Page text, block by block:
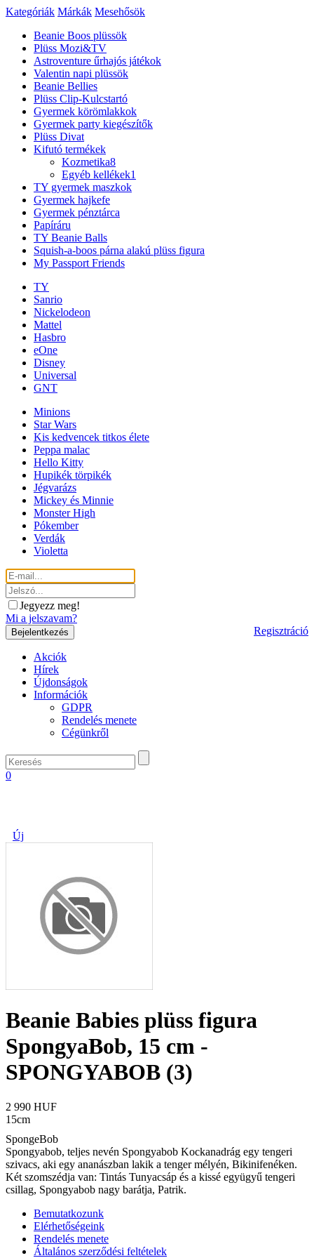
Kategóriák Márkák Mesehősök
Beanie Boos plüssök
Plüss Mozi&TV
Astroventure űrhajós játékok
Valentin napi plüssök
Beanie Bellies
Plüss Clip-Kulcstartó
Gyermek körömlakkok
Gyermek party kiegészítők
Plüss Divat
Kifutó termékek
Kozmetika8
Egyéb kellékek1
TY gyermek maszkok
Gyermek hajkefe
Gyermek pénztárca
Papíráru
TY Beanie Balls
Squish-a-boos párna alakú plüss figura
My Passport Friends
TY
Sanrio
Nickelodeon
Mattel
Hasbro
eOne
Disney
Universal
GNT
Minions
Star Wars
Kis kedvencek titkos élete
Peppa malac
Hello Kitty
Hupikék törpikék
Jégvarázs
Mickey és Minnie
Monster High
Pókember
Verdák
Violetta
Jegyezz meg!
Mi a jelszavam?
Regisztráció
Akciók
Hírek
Újdonságok
Információk
GDPR
Rendelés menete
Cégünkről
0
Új
Beanie Babies plüss figura
SpongyaBob, 15 cm -
SPONGYABOB (3)
2 990 HUF
15cm
SpongeBob
Spongyabob, teljes nevén Spongyabob Kockanadrág egy tengeri
szivacs, aki egy ananászban lakik a tenger mélyén, Bikinifenéken.
Két szomszédja van: Tintás Tunyacsáp és a kissé együgyű tengeri
csillag, Spongyabob nagy barátja, Patrik.
Bemutatkozunk
Elérhetőségeink
Rendelés menete
Általános szerződési feltételek